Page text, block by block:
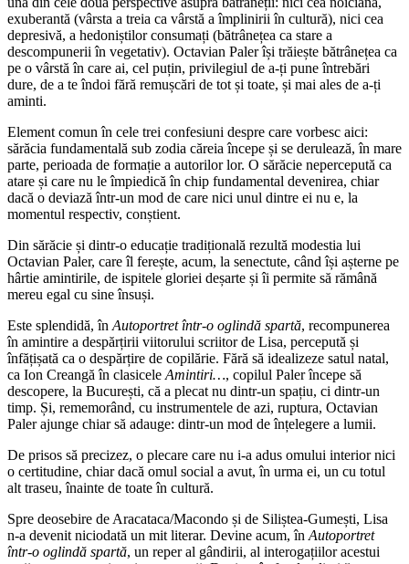
exuberantă (vârsta a treia ca vârstă a împlinirii în cultură), nici cea
depresivă, a hedoniștilor consumați (bătrânețea ca stare a
descompunerii în vegetativ). Octavian Paler își trăiește bătrânețea ca
pe o vârstă în care ai, cel puțin, privilegiul de a-ți pune întrebări
dure, de a te îndoi fără remușcări de tot și toate, și mai ales de a-ți
aminti.
Element comun în cele trei confesiuni despre care vorbesc aici:
sărăcia fundamentală sub zodia căreia începe și se derulează, în mare
parte, perioada de formație a autorilor lor. O sărăcie nepercepută ca
atare și care nu le împiedică în chip fundamental devenirea, chiar
dacă o deviază într-un mod de care nici unul dintre ei nu e, la
momentul respectiv, conștient.
Din sărăcie și dintr-o educație tradițională rezultă modestia lui
Octavian Paler, care îl ferește, acum, la senectute, când își așterne pe
hârtie amintirile, de ispitele gloriei deșarte și îi permite să rămână
mereu egal cu sine însuși.
Este splendidă, în Autoportret într-o oglindă spartă, recompunerea
în amintire a despărțirii viitorului scriitor de Lisa, percepută și
înfățișată ca o despărțire de copilărie. Fără să idealizeze satul natal,
ca Ion Creangă în clasicele Amintiri…, copilul Paler începe să
descopere, la București, că a plecat nu dintr-un spațiu, ci dintr-un
timp. Și, rememorând, cu instrumentele de azi, ruptura, Octavian
Paler ajunge chiar să adauge: dintr-un mod de înțelegere a lumii.
De prisos să precizez, o plecare care nu i-a adus omului interior nici
o certitudine, chiar dacă omul social a avut, în urma ei, un cu totul
alt traseu, înainte de toate în cultură.
Spre deosebire de Aracataca/Macondo și de Siliștea-Gumești, Lisa
n-a devenit niciodată un mit literar. Devine acum, în Autoportret
într-o oglindă spartă, un reper al gândirii, al interogațiilor acestui